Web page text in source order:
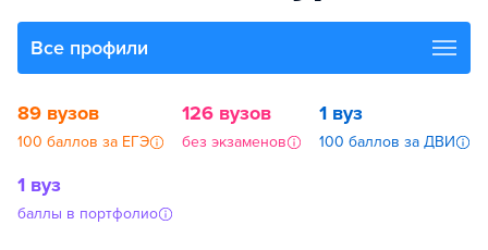
Все профили
89 вузов
100 баллов за ЕГЭ
126 вузов
без экзаменов
1 вуз
100 баллов за ДВИ
1 вуз
баллы в портфолио